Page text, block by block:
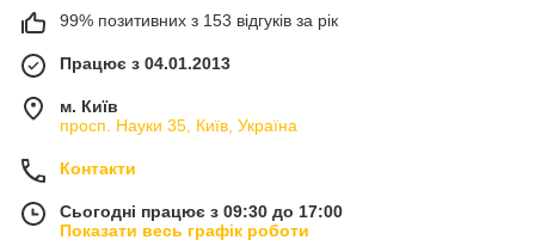
99% позитивних з 153 відгуків за рік
Працює з 04.01.2013
м. Київ
просп. Науки 35, Київ, Україна
Контакти
Сьогодні працює з 09:30 до 17:00
Показати весь графік роботи